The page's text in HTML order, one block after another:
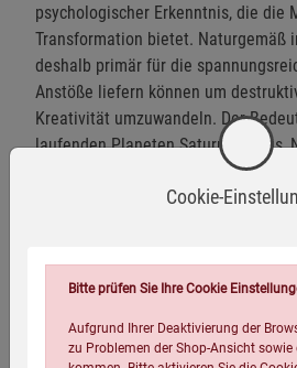
psychologischer Erkenntnis, die die
Transformation bietet. Naturgemäß
deshalb primär für die
Anstöße liefern können um
Kreativität umzuwandeln. Der
laufenden Planeten Saturn, Uranus,
widmet er besondere
richtungweisende Werk Arroyos
Herstellerinformationen
Cookie-
Bitte prüfen Sie Ihre Cookie
Aufgrund Ihrer Deaktivierung der
zu Problemen der Shop-Ansicht sowie